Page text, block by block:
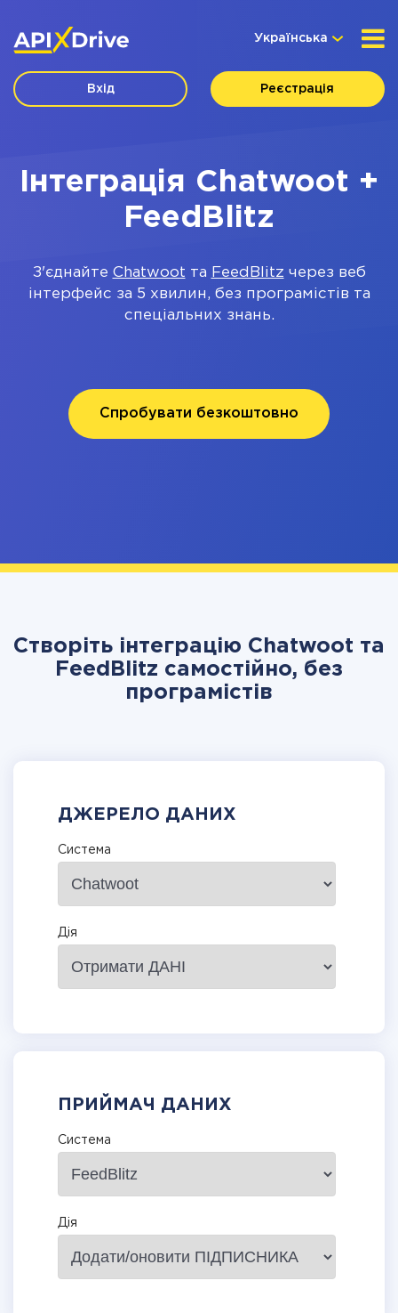
Українська
Вхід Реєстрація
Інтеграція Chatwoot +
FeedBlitz
З'єднайте Chatwoot та FeedBlitz через веб
інтерфейс за 5 хвилин, без програмістів та
спеціальних знань.
Спробувати безкоштовно
Створіть інтеграцію Chatwoot та
FeedBlitz самостійно, без
програмістів
ДЖЕРЕЛО ДАНИХ
Система
Дія
ПРИЙМАЧ ДАНИХ
Система
Дія